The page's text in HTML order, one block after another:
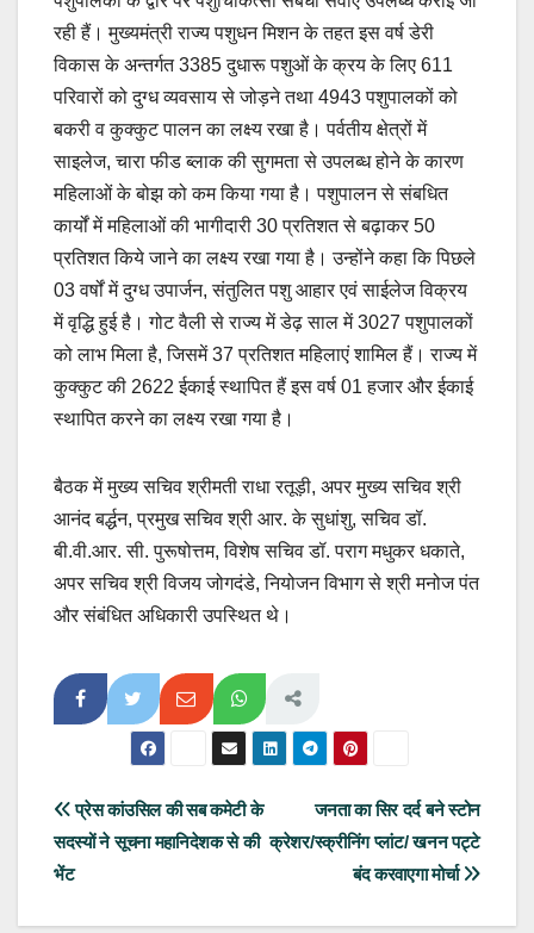
रही हैं। मुख्यमंत्री राज्य पशुधन मिशन के तहत इस वर्ष डेरी
विकास के अन्तर्गत 3385 दुधारू पशुओं के क्रय के लिए 611
परिवारों को दुग्ध व्यवसाय से जोड़ने तथा 4943 पशुपालकों को
बकरी व कुक्कुट पालन का लक्ष्य रखा है। पर्वतीय क्षेत्रों में
साइलेज, चारा फीड ब्लाक की सुगमता से उपलब्ध होने के कारण
महिलाओं के बोझ को कम किया गया है। पशुपालन से संबधित
कार्यों में महिलाओं की भागीदारी 30 प्रतिशत से बढ़ाकर 50
प्रतिशत किये जाने का लक्ष्य रखा गया है। उन्होंने कहा कि पिछले
03 वर्षों में दुग्ध उपार्जन, संतुलित पशु आहार एवं साईलेज विक्रय
में वृद्धि हुई है। गोट वैली से राज्य में डेढ़ साल में 3027 पशुपालकों
को लाभ मिला है, जिसमें 37 प्रतिशत महिलाएं शामिल हैं। राज्य में
कुक्कुट की 2622 ईकाई स्थापित हैं इस वर्ष 01 हजार और ईकाई
स्थापित करने का लक्ष्य रखा गया है।
बैठक में मुख्य सचिव श्रीमती राधा रतूड़ी, अपर मुख्य सचिव श्री
आनंद बर्द्धन, प्रमुख सचिव श्री आर. के सुधांशु, सचिव डॉ.
बी.वी.आर. सी. पुरूषोत्तम, विशेष सचिव डॉ. पराग मधुकर धकाते,
अपर सचिव श्री विजय जोगदंडे, नियोजन विभाग से श्री मनोज पंत
और संबंधित अधिकारी उपस्थित थे।
Post
navigation
जनता का सिर दर्द बने स्टोन
क्रेशर/स्क्रीनिंग प्लांट/ खनन पट्टे
बंद करवाएगा मोर्चा
प्रेस कांउसिल की सब कमेटी के
सदस्यों ने सूचना महानिदेशक से की
भेंट